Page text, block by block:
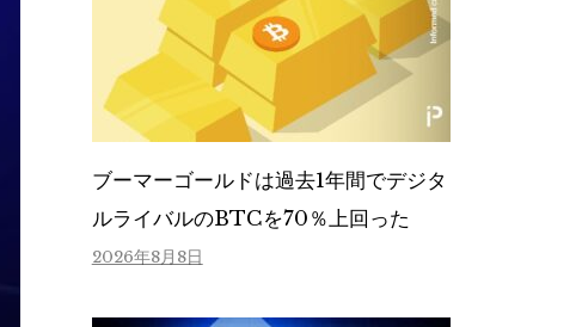
ブーマーゴールドは過去1年間でデジタ
ルライバルのBTCを70％上回った
2026年8月8日